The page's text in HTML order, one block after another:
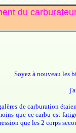
du
Soyez à nouveau les
de carburation
que ce carbu est
que les 2 corps